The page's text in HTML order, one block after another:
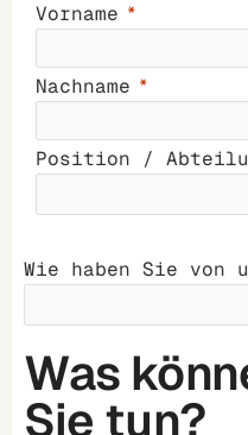
Vorname
Nachname
Position /
Wie haben Sie von
Was
Sie tun?